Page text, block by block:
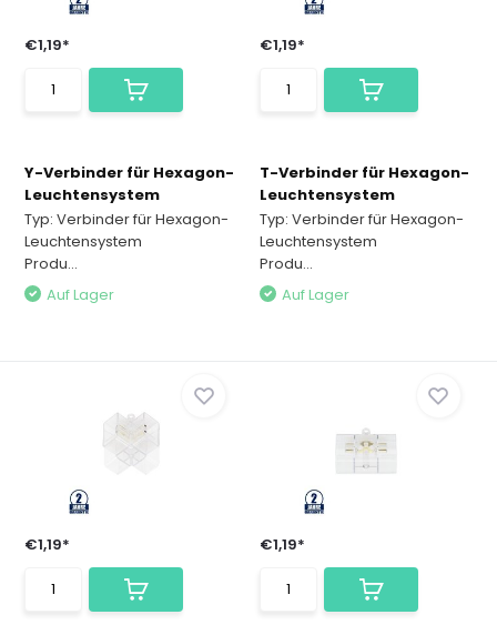
€1,19*
Y-Verbinder für Hexagon-
Leuchtensystem
Typ: Verbinder für Hexagon-
Leuchtensystem
Produ...
Auf Lager
€1,19*
T-Verbinder für Hexagon-
Leuchtensystem
Typ: Verbinder für Hexagon-
Leuchtensystem
Produ...
Auf Lager
€1,19* €1,19*